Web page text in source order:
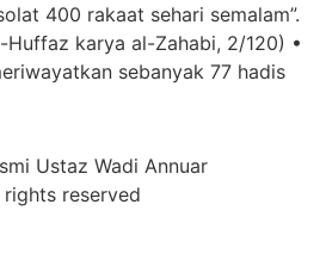
400 rakaat sehari semalam”.
Huffaz karya al-Zahabi, 2/120) •⁠
sebanyak 77 hadis
Ustaz Wadi Annuar
rights reserved